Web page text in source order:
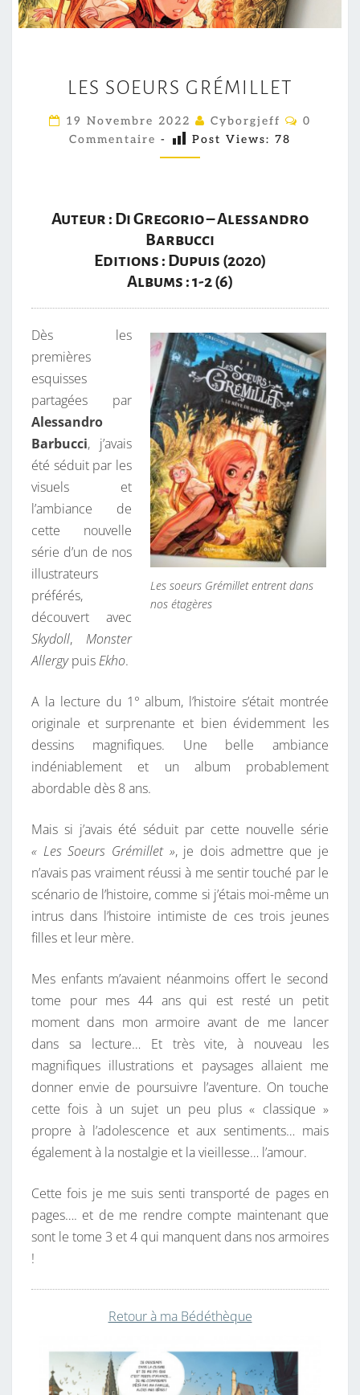
E
S
S
O
R
S
G
R
É
M
I
L
L
E
T
LES SOEURS GRÉMILLET
19 Novembre 2022 Cyborgjeff
C
I
0
Commentaire - Post Views: 78
Auteur : Di Gregorio – Alessandro
Barbucci
Editions : Dupuis (2020)
Albums : 1-2 (6)
Les soeurs Grémillet entrent dans
nos étagères
Dès les
premières
esquisses
partagées par
Alessandro
Barbucci, j’avais
été séduit par les
visuels et
l’ambiance de
cette nouvelle
série d’un de nos
illustrateurs
préférés,
découvert avec
Skydoll, Monster
AllergypuisEkho.
A la lecture du 1° album, l’histoire s’était montrée
originale et surprenante et bien évidemment les
dessins magnifiques. Une belle ambiance
indéniablement et un album probablement
abordable dès 8 ans.
Mais si j’avais été séduit par cette nouvelle série
« Les Soeurs Grémillet », je dois admettre que je
n’avais pas vraiment réussi à me sentir touché par le
scénario de l’histoire, comme si j’étais moi-même un
intrus dans l’histoire intimiste de ces trois jeunes
filles et leur mère.
Mes enfants m’avaient néanmoins offert le second
tome pour mes 44 ans qui est resté un petit
moment dans mon armoire avant de me lancer
dans sa lecture… Et très vite, à nouveau les
magnifiques illustrations et paysages allaient me
donner envie de poursuivre l’aventure. On touche
cette fois à un sujet un peu plus « classique »
propre à l’adolescence et aux sentiments… mais
également à la nostalgie et la vieillesse… l’amour.
Cette fois je me suis senti transporté de pages en
pages…. et de me rendre compte maintenant que
sont le tome 3 et 4 qui manquent dans nos armoires
!
Retour à ma Bédéthèque